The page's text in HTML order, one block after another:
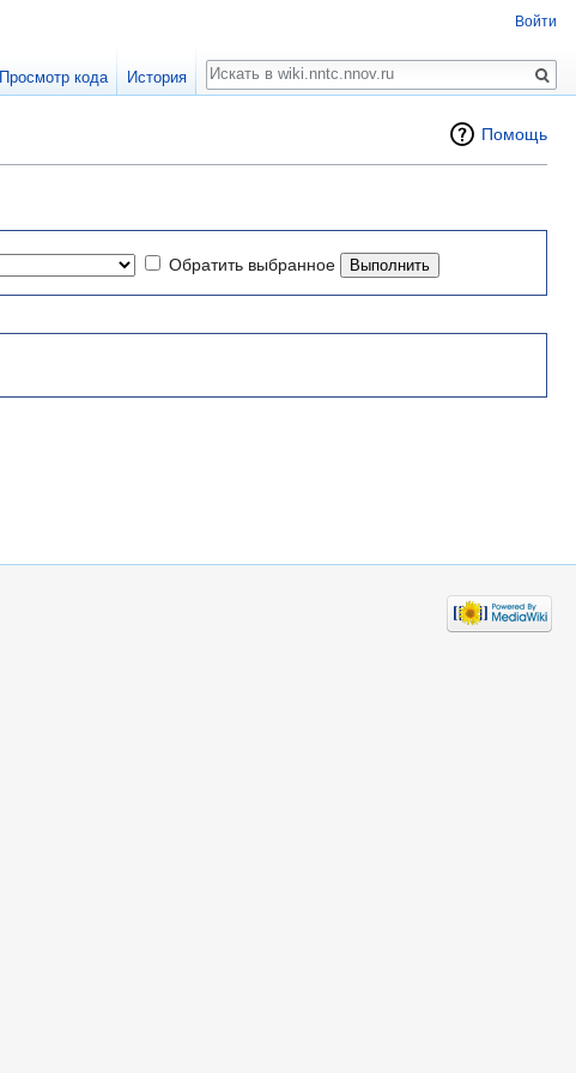
Помощь
Обратить выбранное
Войти
Просмотр кода История
Поиск